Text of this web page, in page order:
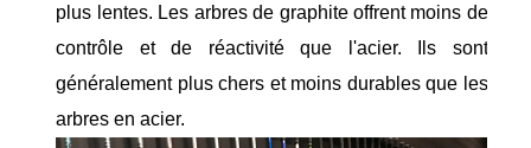
plus lentes. Les arbres de graphite offrent moins de
contrôle et de réactivité que l'acier. Ils sont
généralement plus chers et moins durables que les
arbres en acier.